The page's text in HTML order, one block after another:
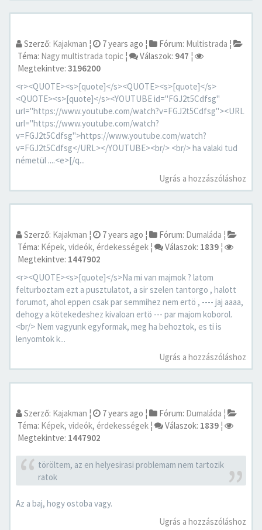
Szerző: Kajakman ¦ 7 years ago ¦ Fórum: Multistrada ¦
Téma: Nagy multistrada topic ¦ Válaszok: 947 ¦
Megtekintve: 3196200
<r><QUOTE><s>[quote]</s><QUOTE><s>[quote]</s>
<QUOTE><s>[quote]</s><YOUTUBE id="FGJ2t5Cdfsg"
url="https://www.youtube.com/watch?v=FGJ2t5Cdfsg"><URL
url="https://www.youtube.com/watch?
v=FGJ2t5Cdfsg">https://www.youtube.com/watch?
v=FGJ2t5Cdfsg</URL></YOUTUBE><br/> <br/> ha valaki tud
németül ....<e>[/q...
Ugrás a hozzászóláshoz
Szerző: Kajakman ¦ 7 years ago ¦ Fórum: Dumaláda ¦
Téma: Képek, videók, érdekességek ¦ Válaszok: 1839 ¦
Megtekintve: 1447902
<r><QUOTE><s>[quote]</s>Na mi van majmok ? latom
felturboztam ezt a pusztulatot, a sir szelen tantorgo , halott
forumot, ahol eppen csak par semmihez nem ertö , ---- jaj aaaa,
dehogy a kötekedeshez kivaloan ertö --- par majom koborol.
<br/> Nem vagyunk egyformak, meg ha behoztok, es ti is
lenyomtok k...
Ugrás a hozzászóláshoz
Szerző: Kajakman ¦ 7 years ago ¦ Fórum: Dumaláda ¦
Téma: Képek, videók, érdekességek ¦ Válaszok: 1839 ¦
Megtekintve: 1447902
töröltem, az en helyesirasi problemam nem tartozik
ratok
Az a baj, hogy ostoba vagy.
Ugrás a hozzászóláshoz